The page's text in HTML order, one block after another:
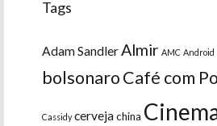
Tags
Adam Sandler Almir AMC Android
bolsonaroCafé com
Cassidy cervejachina